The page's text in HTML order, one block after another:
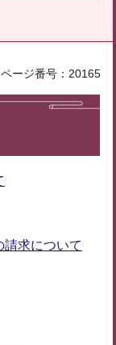
ページ番号：20165
求について